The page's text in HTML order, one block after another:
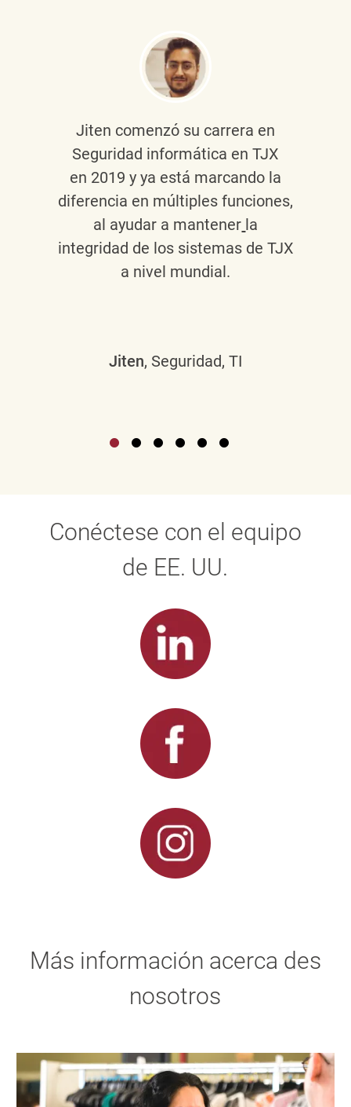
Jiten comenzó su carrera en
Seguridad informática en TJX
en 2019 y ya está marcando la
diferencia en múltiples funciones,
al ayudar a mantener la
integridad de los sistemas de TJX
a nivel mundial.
Jiten, Seguridad, TI
Conéctese con el equipo
de EE. UU.
Más información acerca des
nosotros